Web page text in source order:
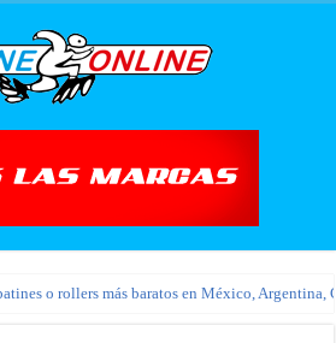
o rollers más baratos en México, Argentina,